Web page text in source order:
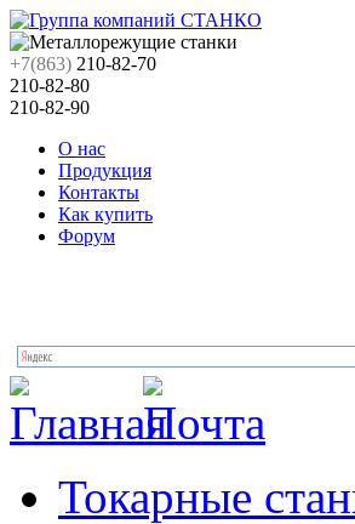
+7(863) 210-82-70
210-82-80
210-82-90
О нас
Продукция
Контакты
Как купить
Форум
Токарные